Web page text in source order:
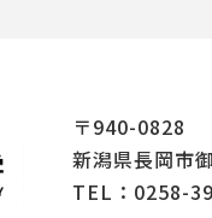
〒940-0828
新潟県長岡市
TEL： 0258-